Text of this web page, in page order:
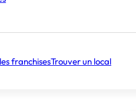
franchisesTrouver un local